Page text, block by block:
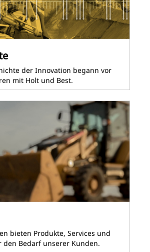
der Innovation begann vor
mit Holt und Best.
bieten Produkte, Services und
den Bedarf unserer Kunden.